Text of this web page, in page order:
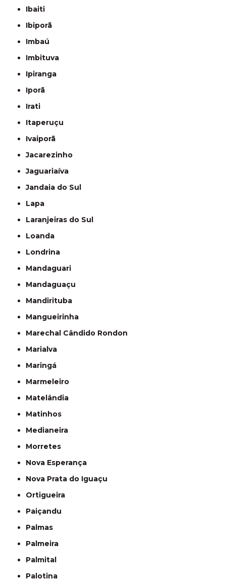
Ibaiti
Ibiporã
Imbaú
Imbituva
Ipiranga
Iporã
Irati
Itaperuçu
Ivaiporã
Jacarezinho
Jaguariaíva
Jandaia do Sul
Lapa
Laranjeiras do Sul
Loanda
Londrina
Mandaguari
Mandaguaçu
Mandirituba
Mangueirinha
Marechal Cândido Rondon
Marialva
Maringá
Marmeleiro
Matelândia
Matinhos
Medianeira
Morretes
Nova Esperança
Nova Prata do Iguaçu
Ortigueira
Paiçandu
Palmas
Palmeira
Palmital
Palotina